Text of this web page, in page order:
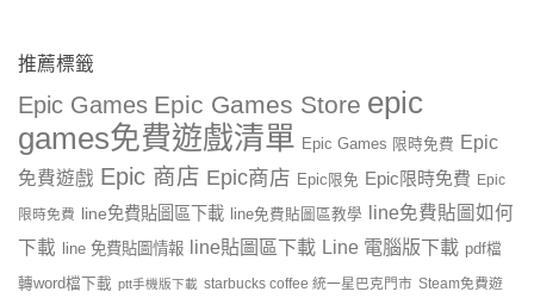
推薦標籤
Epic Games Epic Games Store epic
games免費遊戲清單 Epic Games 限時免費 Epic
免費遊戲 Epic 商店 Epic商店 Epic限免 Epic限時免費 Epic
限時免費 line免費貼圖區下載 line免費貼圖區教學
line免費貼圖如何
下載
line 免費貼圖情報 line貼圖區下載 Line 電腦版下載 pdf檔
轉word檔下載 ptt手機版下載 starbucks coffee 統一星巴克門市 Steam免費遊